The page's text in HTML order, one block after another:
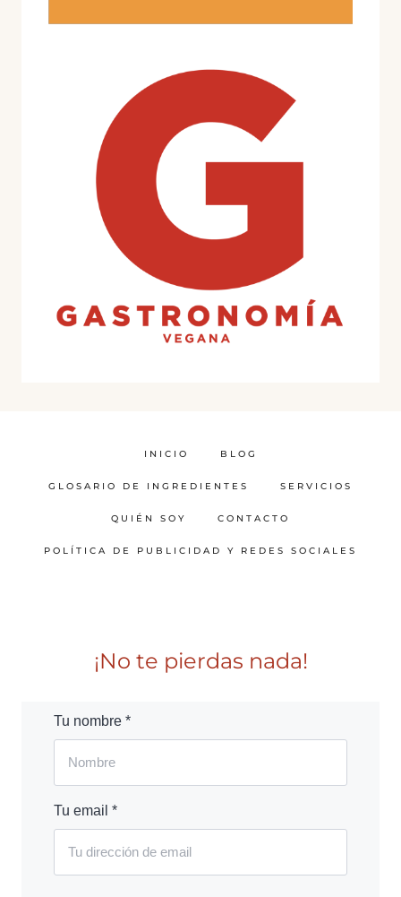
INICIO BLOG
GLOSARIO DE INGREDIENTES SERVICIOS
QUIÉN SOY CONTACTO
POLÍTICA DE PUBLICIDAD Y REDES SOCIALES
¡No te pierdas nada!
Tu nombre *
Tu email *